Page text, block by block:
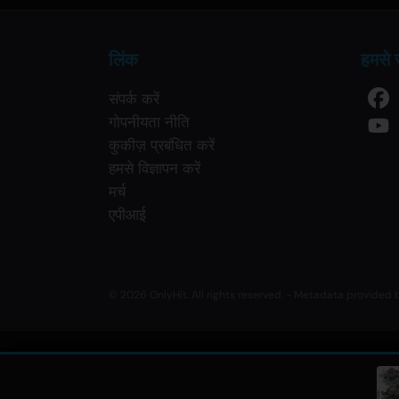
लिंक
संपर्क करें
गोपनीयता नीति
कुकीज़ प्रबंधित करें
हमसे विज्ञापन करें
मर्च
एपीआई
हमसे